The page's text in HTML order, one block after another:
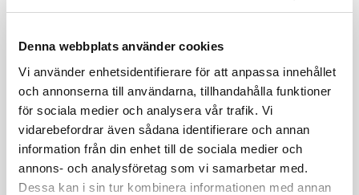
Denna webbplats använder cookies
Vi använder enhetsidentifierare för att anpassa innehållet
och annonserna till användarna, tillhandahålla funktioner
för sociala medier och analysera vår trafik. Vi
vidarebefordrar även sådana identifierare och annan
information från din enhet till de sociala medier och
annons- och analysföretag som vi samarbetar med.
Dessa kan i sin tur kombinera informationen med annan
Mitt namn är Sofia Edvardsen och jag är grundare av
juristbyrån Sharp Cookie Advisors och är en vass
affärsjurist inom internetjuridik & startupjuridik. Vill du också
anlita mig och mitt team? Du når oss på 08 - 12 44 33 50
och info(a)sharpcookie.se